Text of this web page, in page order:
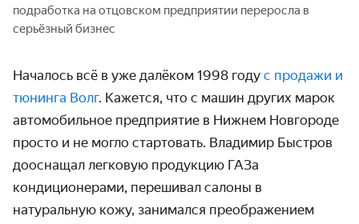
подработка на отцовском предприятии переросла в
серьёзный бизнес
Началось всё в уже далёком 1998 году с продажи и
тюнинга Волг. Кажется, что с машин других марок
автомобильное предприятие в Нижнем Новгороде
просто и не могло стартовать. Владимир Быстров
дооснащал легковую продукцию ГАЗа
кондиционерами, перешивал салоны в
натуральную кожу, занимался преображением